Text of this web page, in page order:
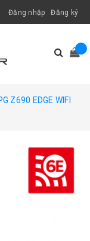
Đăng nhập Đăng ký
Z690 EDGE WIFI